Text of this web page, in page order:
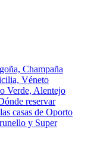
Champaña
Véneto
Verde, Alentejo
reservar
casas de Oporto
y Super